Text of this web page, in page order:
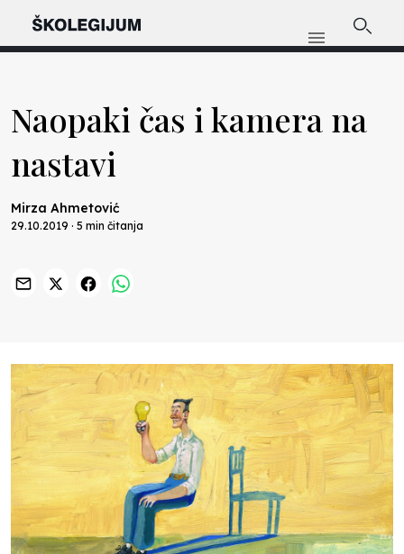
Naopaki čas i kamera na
nastavi
Mirza Ahmetović
29.10.2019 · 5 min čitanja